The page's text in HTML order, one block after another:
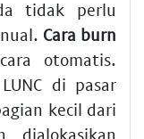
tidak perlu
Cara burn
otomatis.
di pasar
kecil dari
dialokasikan